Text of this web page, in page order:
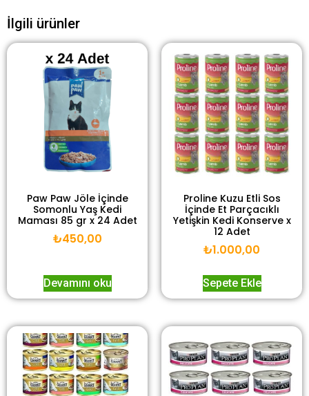
İlgili ürünler
Paw Paw Jöle İçinde
Somonlu Yaş Kedi
Maması 85 gr x 24 Adet
₺450,00
Devamını oku
Proline Kuzu Etli Sos
İçinde Et Parçacıklı
Yetişkin Kedi Konserve x
12 Adet
₺1.000,00
Sepete Ekle